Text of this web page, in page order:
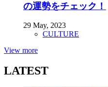
の運勢をチェック！
29 May, 2023
CULTURE
View more
LATEST